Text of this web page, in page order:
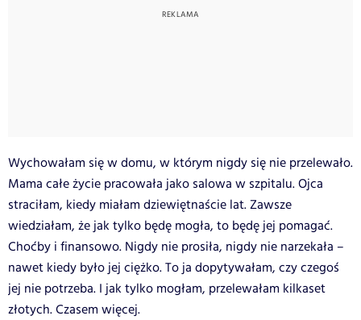
Wychowałam się w domu, w którym nigdy się nie przelewało.
Mama całe życie pracowała jako salowa w szpitalu. Ojca
straciłam, kiedy miałam dziewiętnaście lat.Zawsze
wiedziałam, że jak tylko będę mogła, to będę jej pomagać.
Choćby i finansowo. Nigdy nie prosiła, nigdy nie narzekała –
nawet kiedy było jej ciężko. To ja dopytywałam, czy czegoś
jej nie potrzeba. I jak tylko mogłam, przelewałam kilkaset
złotych. Czasem więcej.